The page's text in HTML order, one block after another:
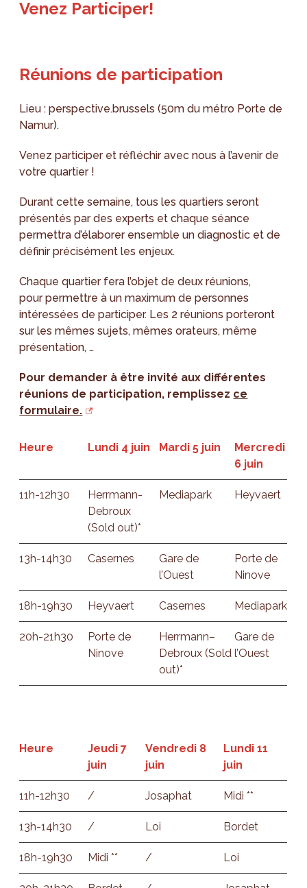
Venez Participer!
Réunions de participation
Lieu : perspective.brussels (50m du métro Porte de
Namur).
Venez participer et réfléchir avec nous à l’avenir de
votre quartier !
Durant cette semaine, tous les quartiers seront
présentés par des experts et chaque séance
permettra d’élaborer ensemble un diagnostic et de
définir précisément les enjeux.
Chaque quartier fera l’objet de deux réunions,
pour permettre à un maximum de personnes
intéressées de participer. Les 2 réunions porteront
sur les mêmes sujets, mêmes orateurs, même
présentation, …
Pour demander à être invité aux différentes
réunions de participation, remplissez ce
formulaire.
Heure Lundi 4 juin Mardi 5 juin
Mercredi
6 juin
11h-12h30
Herrmann-
Debroux
(Sold out)*
Mediapark Heyvaert
13h-14h30 Casernes
Gare de
l’Ouest
Porte de
Ninove
18h-19h30 Heyvaert Casernes Mediapark
20h-21h30
Porte de
Ninove
Herrmann–
Debroux (Sold
out)*
Gare de
l’Ouest
Heure
Jeudi 7
juin
Vendredi 8
juin
Lundi 11
juin
11h-12h30 / Josaphat Midi **
13h-14h30 / Loi Bordet
18h-19h30 Midi ** / Loi